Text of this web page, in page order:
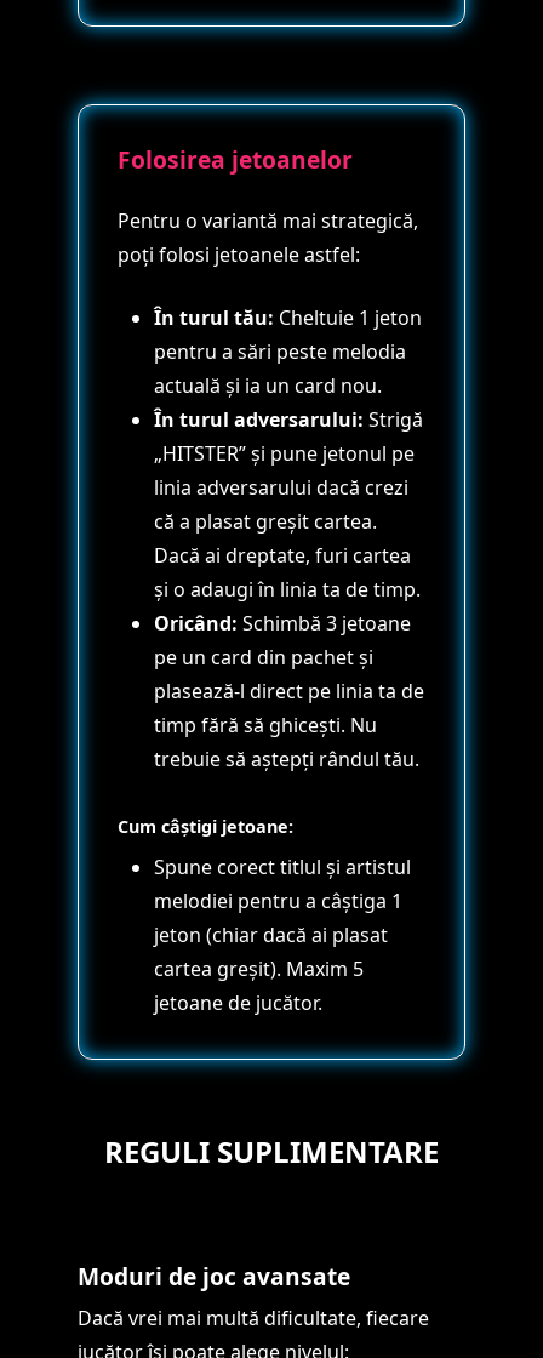
Folosirea jetoanelor
Pentru o variantă mai strategică,
poți folosi jetoanele astfel:
În turul tău: Cheltuie 1 jeton
pentru a sări peste melodia
actuală și ia un card nou.
În turul adversarului: Strigă
„HITSTER” și pune jetonul pe
linia adversarului dacă crezi
că a plasat greșit cartea.
Dacă ai dreptate, furi cartea
și o adaugi în linia ta de timp.
Oricând: Schimbă 3 jetoane
pe un card din pachet și
plasează-l direct pe linia ta de
timp fără să ghicești. Nu
trebuie să aștepți rândul tău.
Cum câștigi jetoane:
Spune corect titlul și artistul
melodiei pentru a câștiga 1
jeton (chiar dacă ai plasat
cartea greșit). Maxim 5
jetoane de jucător.
REGULI SUPLIMENTARE
Moduri de joc avansate
Dacă vrei mai multă dificultate, fiecare
jucător își poate alege nivelul: